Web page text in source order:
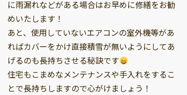
に雨漏れなどがある場合はお早めに修繕をお勧
めいたします！
あと、使用していないエアコンの室外機等があ
ればカバーをかけ直接積雪が無いようにしてあ
げるのも長持ちさせる秘訣です
住宅もこまめなメンテナンスや手入れをするこ
とで長持ちしますので心がけましょう！